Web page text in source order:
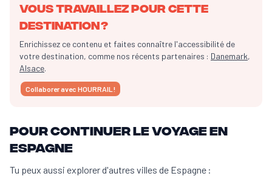
Vous travaillez pour cette
destination ?
Enrichissez ce contenu et faites connaître l'accessibilité de
votre destination, comme nos récents partenaires : Danemark,
Alsace.
Collaborer avec HOURRAIL !
Pour continuer le voyage en
Espagne
Tu peux aussi explorer d'autres villes de Espagne :